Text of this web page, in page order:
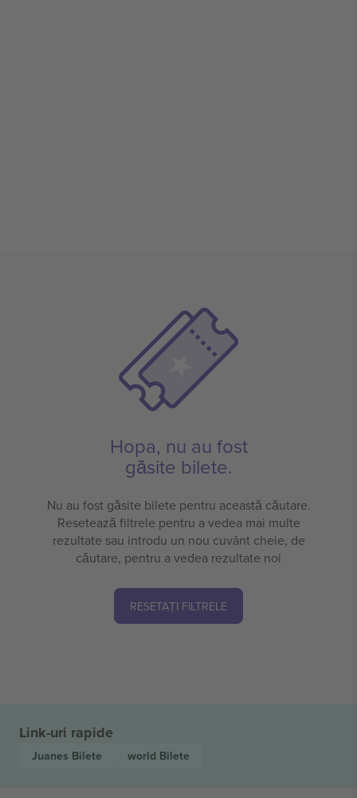
Hopa, nu au fost
găsite bilete.
Nu au fost găsite bilete pentru această căutare.
Resetează filtrele pentru a vedea mai multe
rezultate sau introdu un nou cuvânt cheie, de
căutare, pentru a vedea rezultate noi
RESETAȚI FILTRELE
Link-uri rapide
Juanes Bilete world Bilete